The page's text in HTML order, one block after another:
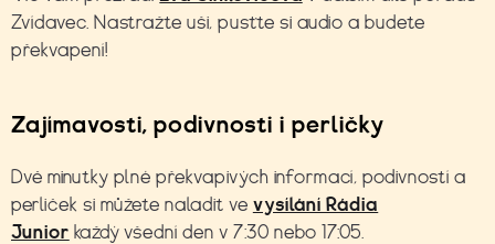
Zvídavec. Nastražte uši, pusťte si audio a budete
překvapení!
Zajímavosti, podivnosti i perličky
Dvě minutky plné překvapivých informací, podivností a
perliček si můžete naladit ve vysílání Rádia
Junior každý všední den v 7:30 nebo 17:05.